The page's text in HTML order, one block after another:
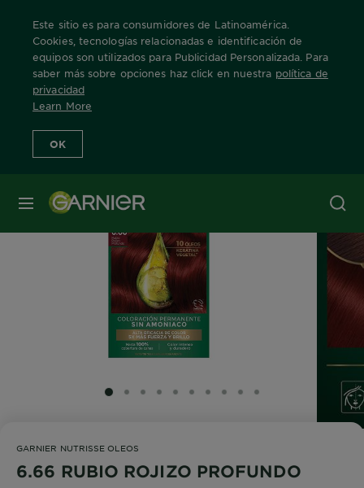
Este sitio es para consumidores de Latinoamérica.
Cookies, tecnologías relacionadas e identificación de
equipos son utilizados para Publicidad Personalizada. Para
saber más sobre opciones haz click en nuestra política de
privacidad
Learn More
OK
MENÚ
Home Nuestras Marcas
SLIDE 1
SLIDE 2
SLIDE 3
SLIDE 4
SLIDE 5
SLIDE 6
SLIDE 7
SLIDE 8
SLIDE 9
SLIDE 10
GARNIER NUTRISSE OLEOS
6.66 RUBIO ROJIZO PROFUNDO